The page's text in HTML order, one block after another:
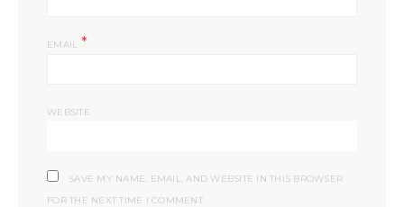
EMAIL *
WEBSITE
SAVE MY NAME, EMAIL, AND WEBSITE IN THIS BROWSER
FOR THE NEXT TIME I COMMENT.